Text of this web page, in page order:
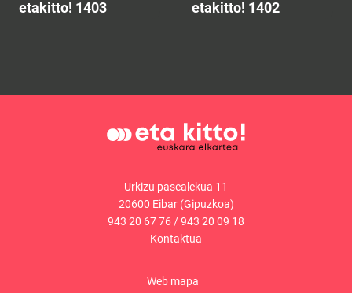
etakitto! 1403 etakitto! 1402
Urkizu pasealekua 11
20600 Eibar (Gipuzkoa)
943 20 67 76/943 20 09 18
Kontaktua
Web mapa